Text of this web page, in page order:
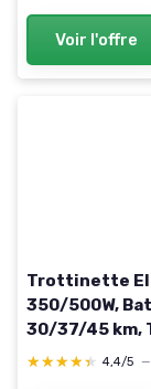
Voir l'offre
Trottinette
350/500W,
30/37/45 km,
Charge
★★★★★
★★★★★ 4,4/5 —